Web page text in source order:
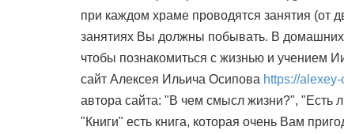
при каждом храме проводятся занятия (от
занятиях Вы должны побывать. В домашних
чтобы познакомиться с жизнью и учением
сайт Алексея Ильича Осипова https://
автора сайта: "В чем смысл жизни?", "Есть
"Книги" есть книга, которая очень Вам